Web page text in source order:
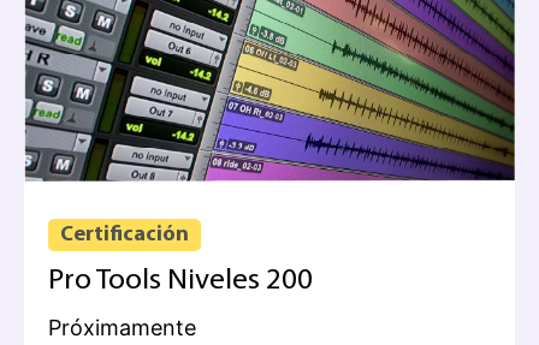
Certificación
Pro Tools Niveles 200
Próximamente